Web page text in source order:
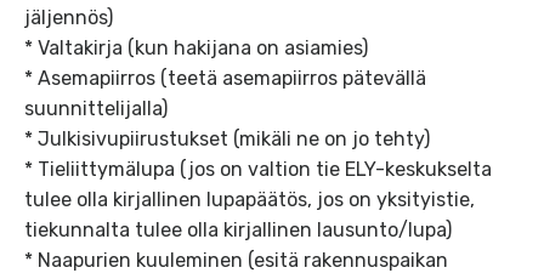
jäljennös)
* Valtakirja (kun hakijana on asiamies)
* Asemapiirros (teetä asemapiirros pätevällä
suunnittelijalla)
* Julkisivupiirustukset (mikäli ne on jo tehty)
* Tieliittymälupa (jos on valtion tie ELY-keskukselta
tulee olla kirjallinen lupapäätös, jos on yksityistie,
tiekunnalta tulee olla kirjallinen lausunto/lupa)
* Naapurien kuuleminen (esitä rakennuspaikan